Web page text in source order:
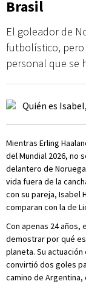
Brasil
El goleador de
futbolístico, pero
personal que se
Mientras Erling
del Mundial 2026, no
delantero de
vida fuera de la
con su pareja, Isabel
comparan con la de
Con apenas 24 años,
demostrar por qué
planeta. Su
convirtió dos goles
camino de